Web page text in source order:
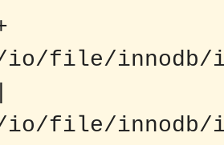
io/file/innodb/
io/file/innodb/